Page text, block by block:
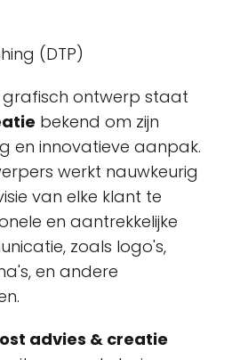
(DTP)
ontwerp staat
bekend om zijn
en innovatieve aanpak.
werkt nauwkeurig
van elke klant te
en aantrekkelijke
zoals logo's,
en andere
advies & creatie